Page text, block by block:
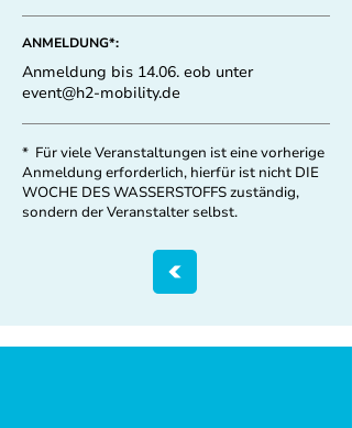
ANMELDUNG*:
Anmeldung bis 14.06. eob unter
event@h2-mobility.de
* Für viele Veranstaltungen ist eine vorherige
Anmeldung erforderlich, hierfür ist nicht DIE
WOCHE DES WASSERSTOFFS zuständig,
sondern der Veranstalter selbst.